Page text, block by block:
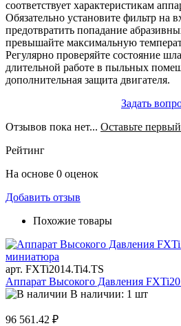
соответствует характеристикам
Обязательно установите фильтр на
предотвратить попадание
превышайте максимальную
Регулярно проверяйте состояние
длительной работе в пыльных
дополнительная защита двигателя.
Задать
Отзывов пока нет... Оставьте
Рейтинг
На основе 0 оценок
Добавить отзыв
Похожие товары
арт. FXTi2014.Ti4.TS
Аппарат Высокого Давления
В наличии: 1 шт
96 561.42 ₽